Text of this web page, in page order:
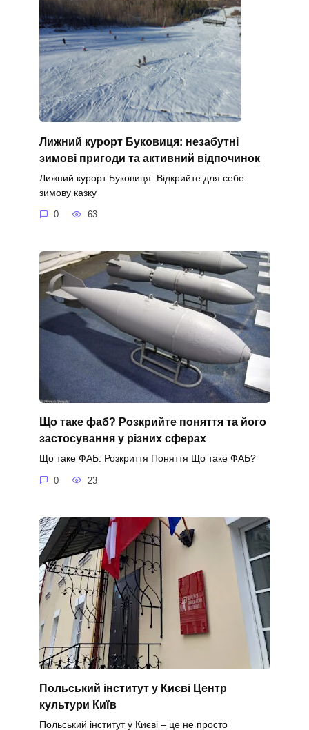
Лижний курорт Буковиця: незабутні
зимові пригоди та активний відпочинок
Лижний курорт Буковиця: Відкрийте для себе
зимову казку
0 63
Що таке фаб? Розкрийте поняття та його
застосування у різних сферах
Що таке ФАБ: Розкриття Поняття Що таке ФАБ?
0 23
Польський інститут у Києві Центр
культури Київ
Польський інститут у Києві – це не просто